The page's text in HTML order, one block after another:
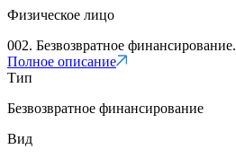
Физическое лицо
002. Безвозвратное финансирование.
Полное описание
Тип
Безвозвратное финансирование
Вид